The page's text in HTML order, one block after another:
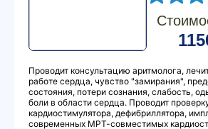
Проводит консультацию аритмолога,
работе сердца, чувство "замирания",
состояния, потери сознания, слабость,
боли в области сердца. Проводит
кардиостимулятора, дефибриллятора,
современных МРТ-совместимых